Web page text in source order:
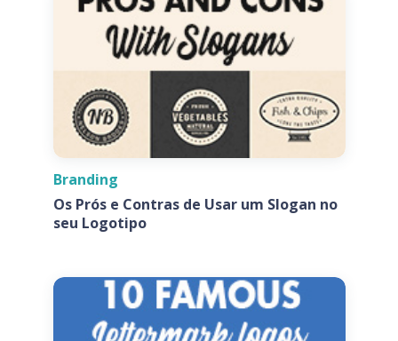
Branding
Os Prós e Contras de Usar um Slogan no
seu Logotipo